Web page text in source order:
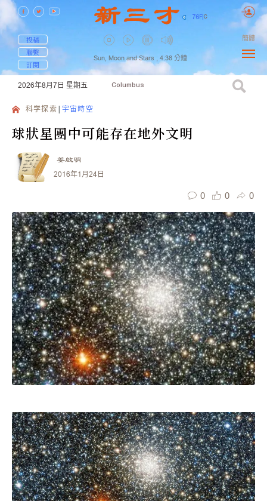
76F| C
投稿
聯繫
訂閱
Sun, Moon and Stars , 4:38 分鐘
簡體
2026年8月7日 星期五 Columbus
科学探索 宇宙時空
球狀星團中可能存在地外文明
姜啟明
2016年1月24日
0 0 0